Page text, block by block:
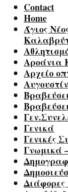
Contact
Home
Άγιος
Αροάνια
Αρχείο
Γενικά
Γενικές
Γνωμικά
Διάφορες